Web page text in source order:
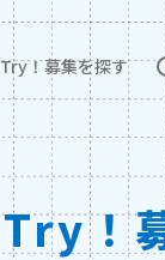
Try！募集を探す
Try！